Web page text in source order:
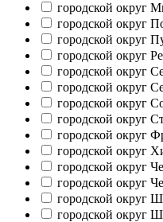
городской округ
городской округ
городской округ
городской округ
городской округ
городской округ
городской округ
городской округ
городской округ
городской округ
городской округ
городской округ
городской округ
городской округ